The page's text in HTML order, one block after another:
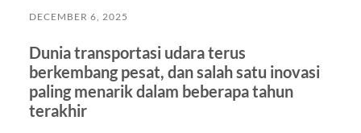
DECEMBER 6, 2025
Dunia transportasi udara terus
berkembang pesat, dan salah satu inovasi
paling menarik dalam beberapa tahun
terakhir